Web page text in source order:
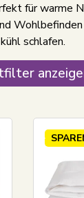
für warme
schlafen.